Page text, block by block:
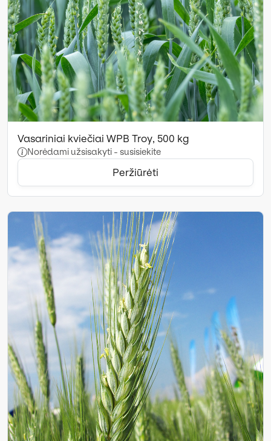
Vasariniai kviečiai WPB Troy, 500 kg
Norėdami užsisakyti - susisiekite
Peržiūrėti